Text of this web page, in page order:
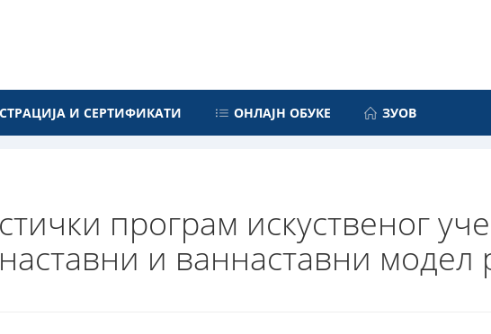
И СЕРТИФИКАТИ ОНЛАЈН ОБУКЕ ЗУОВ
програм искуственог
и ваннаставни модел